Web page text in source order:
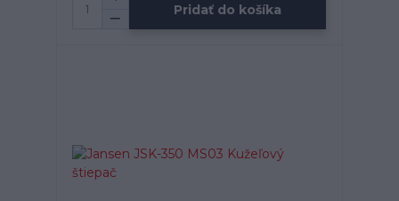
Pridať do košíka